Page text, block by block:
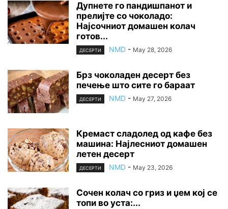
Дупнете го пандишпанот и
прелијте со чоколадо:
Најсочниот домашен колач
готов...
ДЕСЕРТИ NMD - May 28, 2026
Брз чоколаден десерт без
печење што сите го бараат
ДЕСЕРТИ NMD - May 27, 2026
Кремаст сладолед од кафе без
машина: Најлесниот домашен
летен десерт
ДЕСЕРТИ NMD - May 23, 2026
Сочен колач со гриз и џем кој се
топи во уста:...